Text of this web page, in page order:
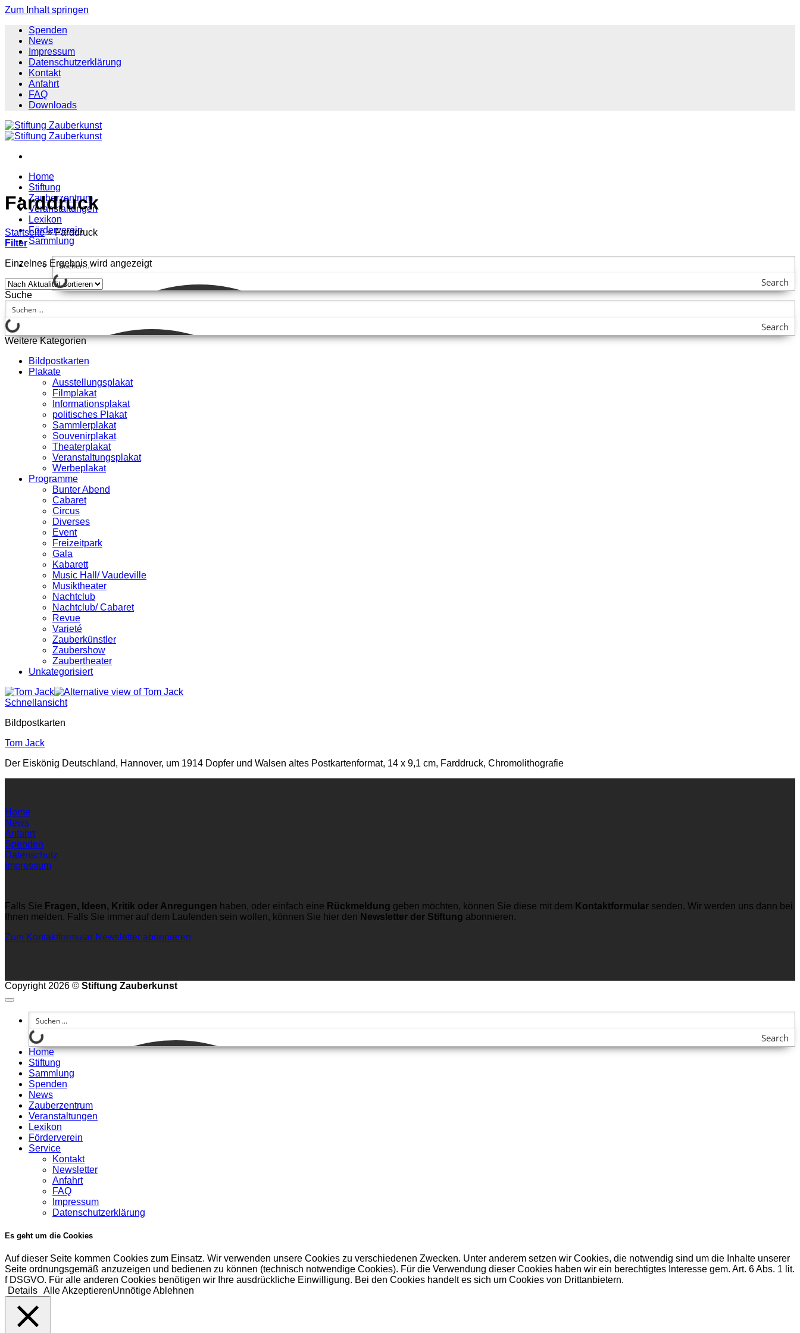
Zum Inhalt springen
Spenden
News
Impressum
Datenschutzerklärung
Kontakt
Anfahrt
FAQ
Downloads
Home
Stiftung
Zauberzentrum
Veranstaltungen
Lexikon
Förderverein
Sammlung
Search
Farddruck
Startseite » Farddruck
Filter
Einzelnes Ergebnis wird angezeigt
Suche
Search
Weitere Kategorien
Bildpostkarten
Plakate
Ausstellungsplakat
Filmplakat
Informationsplakat
politisches Plakat
Sammlerplakat
Souvenirplakat
Theaterplakat
Veranstaltungsplakat
Werbeplakat
Programme
Bunter Abend
Cabaret
Circus
Diverses
Event
Freizeitpark
Gala
Kabarett
Music Hall/ Vaudeville
Musiktheater
Nachtclub
Nachtclub/ Cabaret
Revue
Varieté
Zauberkünstler
Zaubershow
Zaubertheater
Unkategorisiert
Schnellansicht
Bildpostkarten
Tom Jack
Der Eiskönig Deutschland, Hannover, um 1914 Dopfer und Walsen altes Postkartenformat, 14 x 9,1 cm, Farddruck, Chromolithografie
Home
News
Anfahrt
Spenden
Datenschutz
Impressum
Falls Sie Fragen, Ideen, Kritik oder Anregungen haben, oder einfach eine Rückmeldung geben möchten, können Sie diese mit dem Kontaktformular senden. Wir werden uns dann bei
Ihnen melden. Falls Sie immer auf dem Laufenden sein wollen, können Sie hier den Newsletter der Stiftung abonnieren.
Zum Kontaktformular Newsletter abonnieren
Copyright 2026 © Stiftung Zauberkunst
Search
Home
Stiftung
Sammlung
Spenden
News
Zauberzentrum
Veranstaltungen
Lexikon
Förderverein
Service
Kontakt
Newsletter
Anfahrt
FAQ
Impressum
Datenschutzerklärung
Es geht um die Cookies
Auf dieser Seite kommen Cookies zum Einsatz. Wir verwenden unsere Cookies zu verschiedenen Zwecken. Unter anderem setzen wir Cookies, die notwendig sind um die Inhalte unserer
Seite ordnungsgemäß anzuzeigen und bedienen zu können (technisch notwendige Cookies). Für die Verwendung dieser Cookies haben wir ein berechtigtes Interesse gem. Art. 6 Abs. 1 lit.
f DSGVO. Für alle anderen Cookies benötigen wir Ihre ausdrückliche Einwilligung. Bei den Cookies handelt es sich um Cookies von Drittanbietern.
Details Alle AkzeptierenUnnötige Ablehnen